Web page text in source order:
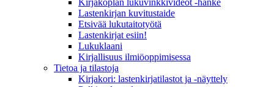
Kirjakoplan lukuvinkkivideot -hanke
Lastenkirjan kuvitustaide
Etsivää lukutaitotyötä
Lastenkirjat esiin!
Lukuklaani
Kirjallisuus ilmiöoppimisessa
Tietoa ja tilastoja
Kirjakori: lastenkirjatilastot ja -näyttely